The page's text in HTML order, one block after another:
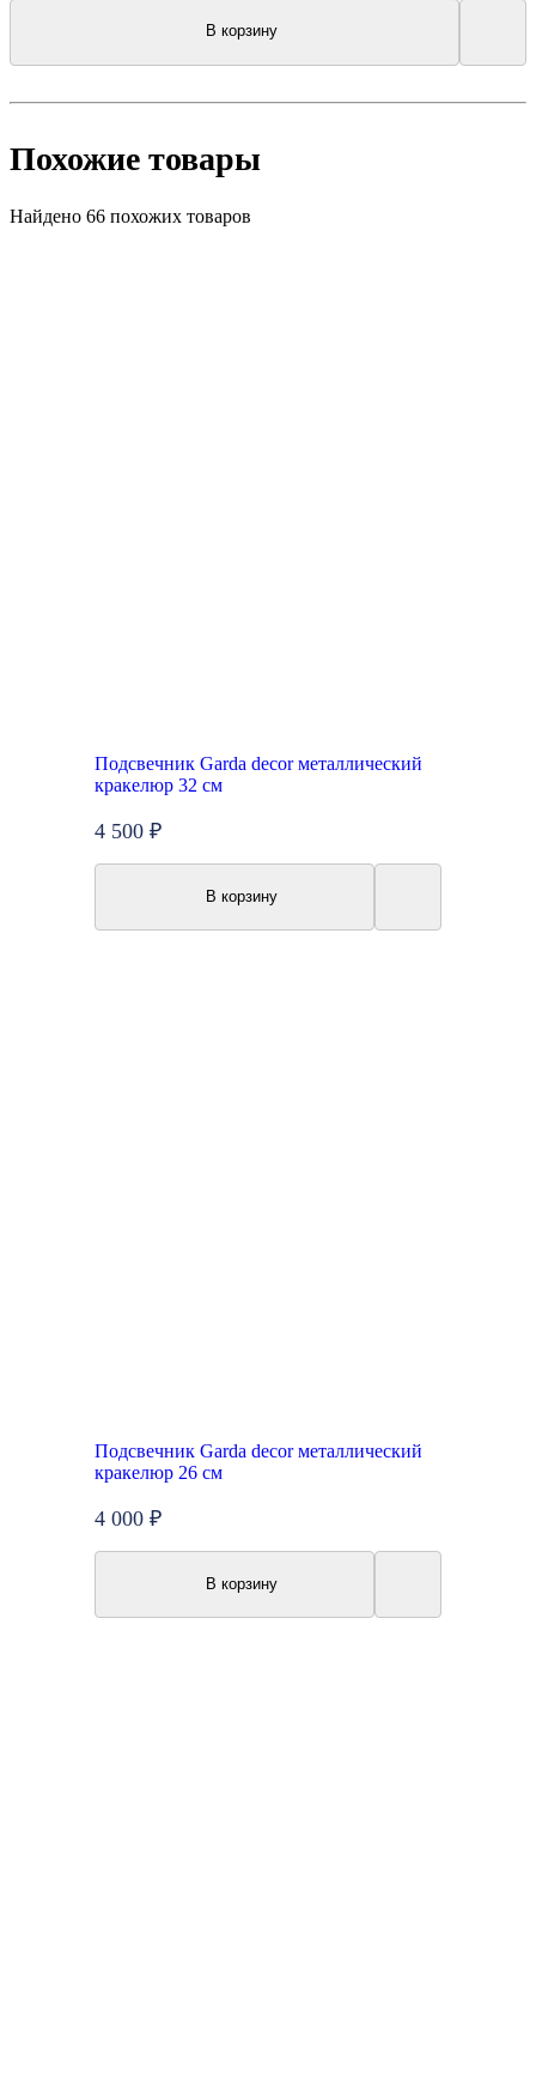
В корзину
Похожие товары
Найдено 66 похожих товаров
Подсвечник Garda decor металлический
кракелюр 32 см
4 500 ₽
В корзину
Подсвечник Garda decor металлический
кракелюр 26 см
4 000 ₽
В корзину